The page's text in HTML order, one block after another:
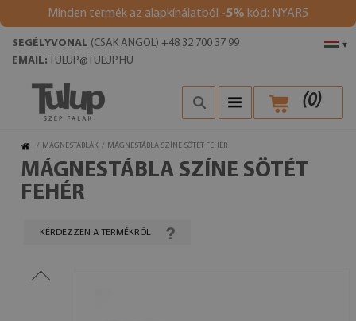
Minden termék az alapkínálatból -5% kód: NYAR5
▾
SEGÉLYVONAL (CSAK ANGOL) +48 32 700 37 99
EMAIL: TULUP@TULUP.HU
(0)
/ MÁGNESTÁBLÁK / MÁGNESTÁBLA SZÍNE SÖTÉT FEHÉR
MÁGNESTÁBLA SZÍNE SÖTÉT
FEHÉR
KÉRDEZZEN A TERMÉKRŐL